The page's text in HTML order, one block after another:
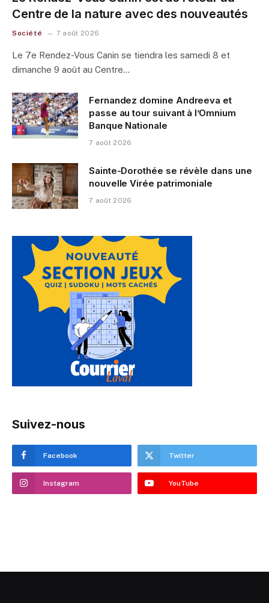
Centre de la nature avec des nouveautés
Société 7 août 2026
Le 7e Rendez-Vous Canin se tiendra les samedi 8 et
dimanche 9 août au Centre…
Fernandez domine Andreeva et
passe au tour suivant à l’Omnium
Banque Nationale
7 août 2026
Sainte-Dorothée se révèle dans une
nouvelle Virée patrimoniale
7 août 2026
Suivez-nous
Facebook Twitter
Instagram YouTube